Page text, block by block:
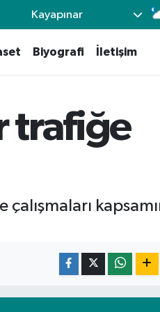
Kayapınar
Biyografi İletişim
trafiğe